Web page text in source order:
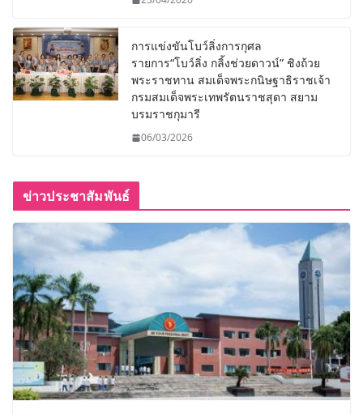
การแข่งขันโบว์ลิ่งการกุศล
รายการ“โบว์ลิ่ง กลิ้งช่วยดาวน์” ชิงถ้วย
พระราชทาน สมเด็จพระกนิษฐาธิราชเจ้า
กรมสมเด็จพระเทพรัตนราชสุดา สยาม
บรมราชกุมารี
06/03/2026
ข่าวประชาสัมพันธ์